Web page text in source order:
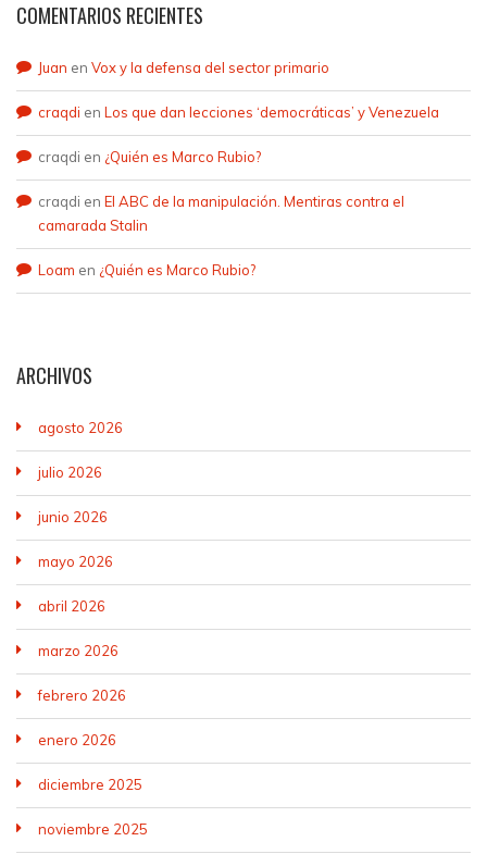
COMENTARIOS RECIENTES
Juan en Vox y la defensa del sector primario
craqdi en Los que dan lecciones ‘democráticas’ y Venezuela
craqdi en ¿Quién es Marco Rubio?
craqdi en El ABC de la manipulación. Mentiras contra el
camarada Stalin
Loam en ¿Quién es Marco Rubio?
ARCHIVOS
agosto 2026
julio 2026
junio 2026
mayo 2026
abril 2026
marzo 2026
febrero 2026
enero 2026
diciembre 2025
noviembre 2025